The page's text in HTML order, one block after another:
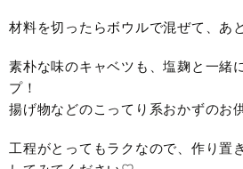
材料を切ったらボウルで混ぜて、あ
素朴な味のキャベツも、塩麹と一緒
プ！
揚げ物などのこってり系おかずのお
工程がとってもラクなので、作り置